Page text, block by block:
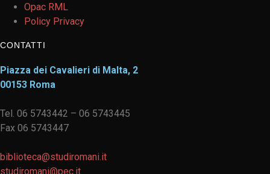
Opac RML
Policy Privacy
CONTATTI
Piazza dei Cavalieri di Malta, 2
00153 Roma
Tel. 06 5743442 – 06 5743445
Fax 06 5743447
biblioteca@studiromani.it
studiromani@pec.it